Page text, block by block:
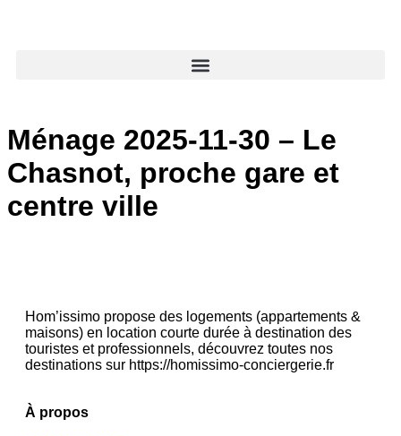
Ménage 2025-11-30 – Le
Chasnot, proche gare et
centre ville
Hom’issimo propose des logements (appartements &
maisons) en location courte durée à destination des
touristes et professionnels, découvrez toutes nos
destinations sur https://homissimo-conciergerie.fr
À propos